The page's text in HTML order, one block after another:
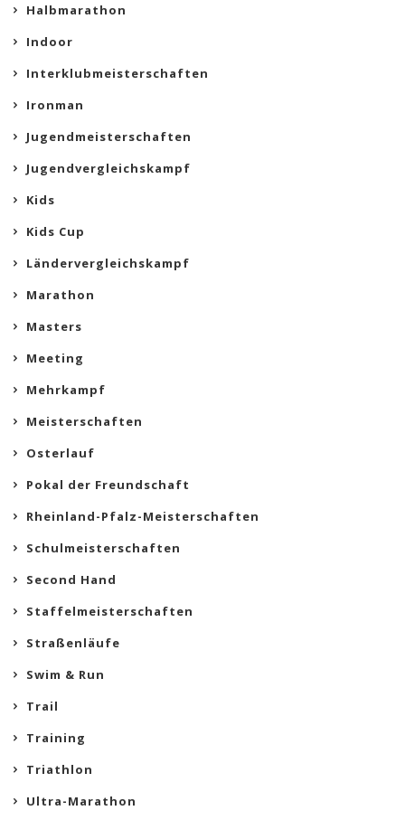
Halbmarathon
Indoor
Interklubmeisterschaften
Ironman
Jugendmeisterschaften
Jugendvergleichskampf
Kids
Kids Cup
Ländervergleichskampf
Marathon
Masters
Meeting
Mehrkampf
Meisterschaften
Osterlauf
Pokal der Freundschaft
Rheinland-Pfalz-Meisterschaften
Schulmeisterschaften
Second Hand
Staffelmeisterschaften
Straßenläufe
Swim & Run
Trail
Training
Triathlon
Ultra-Marathon